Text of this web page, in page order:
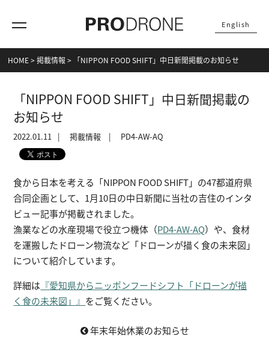
English
HOME>掲載情報 > 「NIPPON FOOD SHIFT」中日新聞掲載のお知らせ
「NIPPON FOOD SHIFT」中日新聞掲載の
お知らせ
2022.01.11 掲載情報 PD4-AW-AQ
食から日本を考える「NIPPON FOOD SHIFT」の47都道府県
合同企画として、1月10日の中日新聞に当社の吉住のインタ
ビュー記事が掲載されました。
漁業などの水産現場で役立つ機体（PD4-AW-AQ）や、食材
を運搬したドローン物流など「ドローンが描く食の未来図」
について紹介しています。
詳細は 『愛知県からニッポンフードシフト「ドローンが描
く食の未来図」』 をご覧ください。
年末年始休業のお知らせ